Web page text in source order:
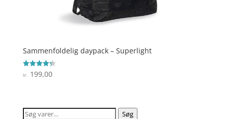
Sammenfoldelig daypack – Superlight
Vurderet
4.3
kr. 199,00
Søg
Søg